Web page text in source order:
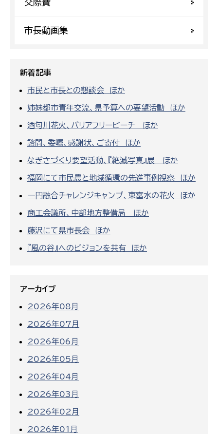
交際費
市長動画集
新着記事
市民と市長との懇談会 ほか
姉妹都市青年交流、県予算への要望活動 ほか
酒匂川花火、バリアフリービーチ ほか
諮問、委嘱、感謝状、ご寄付 ほか
なぎさづくり要望活動、『絶滅写真』展 ほか
福岡にて市民農と地域循環の先進事例視察 ほか
一円融合チャレンジキャンプ、東富水の花火 ほか
商工会議所、中部地方整備局 ほか
藤沢にて県市長会 ほか
『風の谷』へのビジョンを共有 ほか
アーカイブ
2026年08月
2026年07月
2026年06月
2026年05月
2026年04月
2026年03月
2026年02月
2026年01月